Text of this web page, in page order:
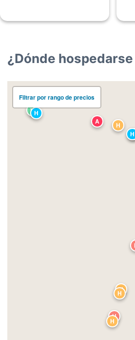
¿Dónde
A
H
H
H
H
H
H
H
H
H
Filtrar por rango de precios